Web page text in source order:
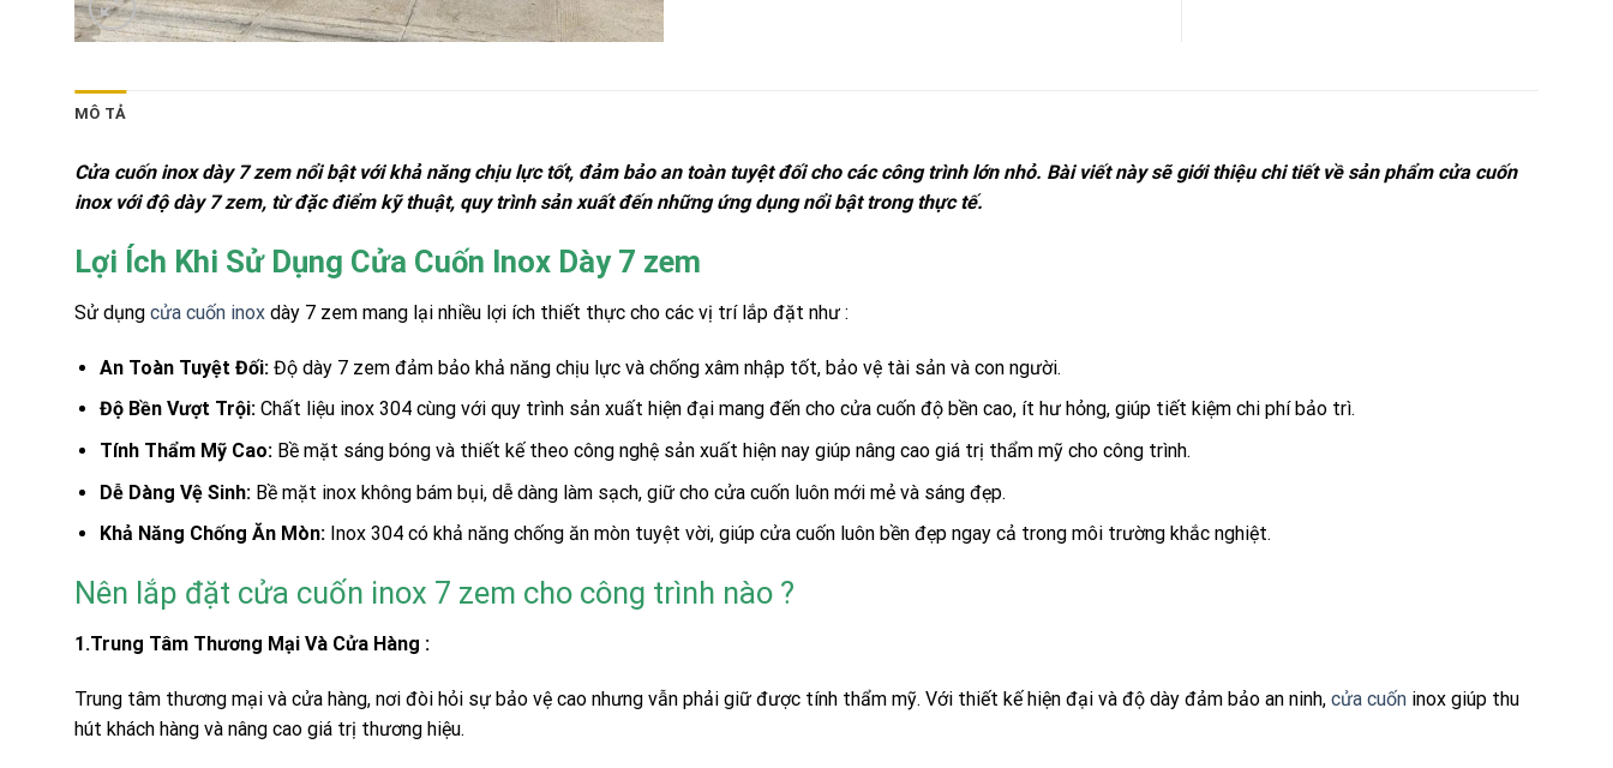
MÔ TẢ
Cửa cuốn inox dày 7 zem nổi bật với khả năng chịu lực tốt, đảm bảo an toàn tuyệt đối cho các công trình lớn nhỏ. Bài viết này sẽ giới thiệu chi tiết về sản phẩm cửa cuốn
inox với độ dày 7 zem, từ đặc điểm kỹ thuật, quy trình sản xuất đến những ứng dụng nổi bật trong thực tế.
Lợi Ích Khi Sử Dụng Cửa Cuốn Inox Dày 7 zem
Sử dụng cửa cuốn inox dày 7 zem mang lại nhiều lợi ích thiết thực cho các vị trí lắp đặt như :
An Toàn Tuyệt Đối:Độ dày 7 zem đảm bảo khả năng chịu lực và chống xâm nhập tốt, bảo vệ tài sản và con người.
Độ Bền Vượt Trội:Chất liệu inox 304 cùng với quy trình sản xuất hiện đại mang đến cho cửa cuốn độ bền cao, ít hư hỏng, giúp tiết kiệm chi phí bảo trì.
Tính Thẩm Mỹ Cao:Bề mặt sáng bóng và thiết kế theo công nghệ sản xuất hiện nay giúp nâng cao giá trị thẩm mỹ cho công trình.
Dễ Dàng Vệ Sinh:Bề mặt inox không bám bụi, dễ dàng làm sạch, giữ cho cửa cuốn luôn mới mẻ và sáng đẹp.
Khả Năng Chống Ăn Mòn:Inox 304 có khả năng chống ăn mòn tuyệt vời, giúp cửa cuốn luôn bền đẹp ngay cả trong môi trường khắc nghiệt.
Nên lắp đặt cửa cuốn inox 7 zem cho công trình nào ?
1.Trung Tâm Thương Mại Và Cửa Hàng :
Trung tâm thương mại và cửa hàng, nơi đòi hỏi sự bảo vệ cao nhưng vẫn phải giữ được tính thẩm mỹ. Với thiết kế hiện đại và độ dày đảm bảo an ninh, cửa cuốn inox giúp thu
hút khách hàng và nâng cao giá trị thương hiệu.